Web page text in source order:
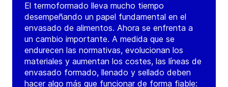
El termoformado lleva mucho tiempo
desempeñando un papel fundamental en el
envasado de alimentos. Ahora se enfrenta a
un cambio importante. A medida que se
endurecen las normativas, evolucionan los
materiales y aumentan los costes, las líneas de
envasado formado, llenado y sellado deben
hacer algo más que funcionar de forma fiable: